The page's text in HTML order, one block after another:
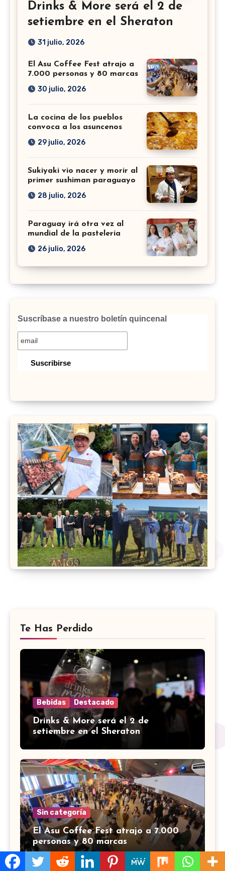
Drinks & More será el 2 de
setiembre en el Sheraton
31 julio, 2026
El Asu Coffee Fest atrajo a
7.000 personas y 80 marcas
30 julio, 2026
La cocina de los pueblos
convoca a los asuncenos
29 julio, 2026
Sukiyaki vio nacer y morir al
primer sushiman paraguayo
28 julio, 2026
Paraguay irá otra vez al
mundial de la pastelería
26 julio, 2026
Suscríbase a nuestro boletín quincenal
Te Has Perdido
Bebidas Destacado
Drinks & More será el 2 de
setiembre en el Sheraton
Sin categoría
El Asu Coffee Fest atrajo a 7.000
personas y 80 marcas